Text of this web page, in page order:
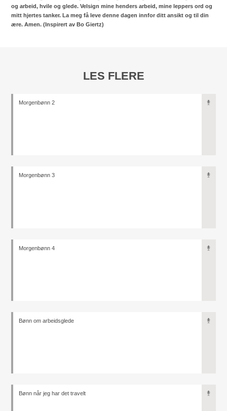
og arbeid, hvile og glede. Velsign mine henders arbeid, mine leppers ord og
mitt hjertes tanker. La meg få leve denne dagen innfor ditt ansikt og til din
ære. Amen. (Inspirert av Bo Giertz)
LES FLERE
Morgenbønn 2
Morgenbønn 3
Morgenbønn 4
Bønn om arbeidsglede
Bønn når jeg har det travelt